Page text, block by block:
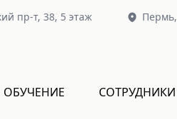
пр-т, 38, 5 этаж Пермь,
ОБУЧЕНИЕ СОТРУДНИКИ